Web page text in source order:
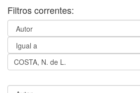
Filtros correntes: